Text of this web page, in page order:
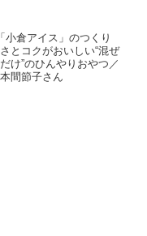
小倉アイス」のつくり
とコクがおいしい“混ぜ
け”のひんやりおやつ／
間節子さん